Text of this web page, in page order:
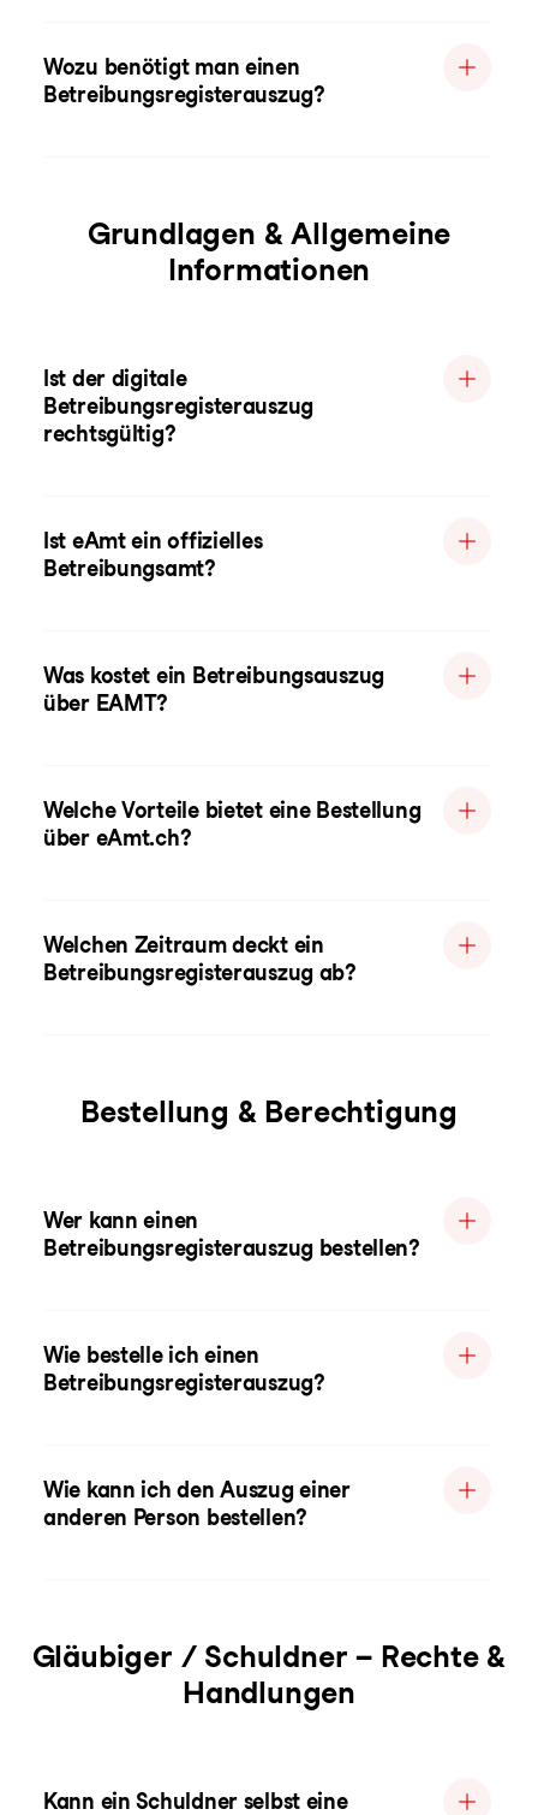
Wozu benötigt man einen
Betreibungsregisterauszug?
Grundlagen & Allgemeine
Informationen
Ist der digitale
Betreibungsregisterauszug
rechtsgültig?
Ist eAmt ein offizielles
Betreibungsamt?
Was kostet ein Betreibungsauszug
über EAMT?
Welche Vorteile bietet eine Bestellung
über eAmt.ch?
Welchen Zeitraum deckt ein
Betreibungsregisterauszug ab?
Bestellung & Berechtigung
Wer kann einen
Betreibungsregisterauszug bestellen?
Wie bestelle ich einen
Betreibungsregisterauszug?
Wie kann ich den Auszug einer
anderen Person bestellen?
Gläubiger / Schuldner – Rechte &
Handlungen
Kann ein Schuldner selbst eine